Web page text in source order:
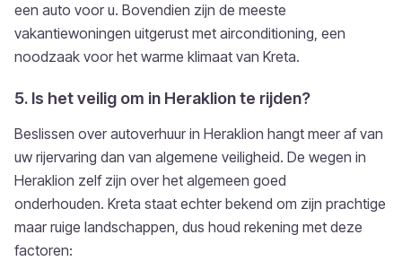
een auto voor u. Bovendien zijn de meeste
vakantiewoningen uitgerust met airconditioning, een
noodzaak voor het warme klimaat van Kreta.
5. Is het veilig om in Heraklion te rijden?
Beslissen over autoverhuur in Heraklion hangt meer af van
uw rijervaring dan van algemene veiligheid. De wegen in
Heraklion zelf zijn over het algemeen goed
onderhouden. Kreta staat echter bekend om zijn prachtige
maar ruige landschappen, dus houd rekening met deze
factoren: